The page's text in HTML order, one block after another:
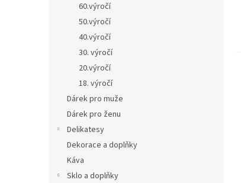
60.výročí
50.výročí
40.výročí
30. výročí
20.výročí
18. výročí
Dárek pro muže
Dárek pro ženu
Delikatesy
Dekorace a doplňky
Káva
Sklo a doplňky